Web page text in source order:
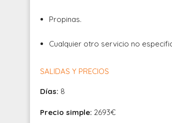
Propinas.
Cualquier otro servicio no
SALIDAS Y PRECIOS
Días: 8
Precio simple: 2693€